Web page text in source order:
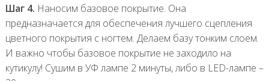
Шаг 4. Наносим базовое покрытие. Она
предназначается для обеспечения лучшего сцепления
цветного покрытия с ногтем. Делаем базу тонким слоем.
И важно чтобы базовое покрытие не заходило на
кутикулу! Сушим в УФ лампе 2 минуты, либо в LED-лампе –